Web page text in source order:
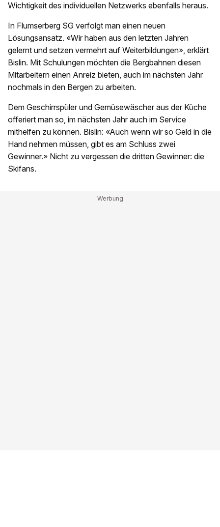
Wichtigkeit des individuellen Netzwerks ebenfalls heraus.
In Flumserberg SG verfolgt man einen neuen
Lösungsansatz. «Wir haben aus den letzten Jahren
gelernt und setzen vermehrt auf Weiterbildungen», erklärt
Bislin. Mit Schulungen möchten die Bergbahnen diesen
Mitarbeitern einen Anreiz bieten, auch im nächsten Jahr
nochmals in den Bergen zu arbeiten.
Dem Geschirrspüler und Gemüsewäscher aus der Küche
offeriert man so, im nächsten Jahr auch im Service
mithelfen zu können. Bislin: «Auch wenn wir so Geld in die
Hand nehmen müssen, gibt es am Schluss zwei
Gewinner.» Nicht zu vergessen die dritten Gewinner: die
Skifans.